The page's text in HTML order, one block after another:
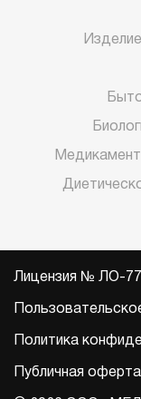
Лицензия № ЛО-
Политика
Публичная оферта